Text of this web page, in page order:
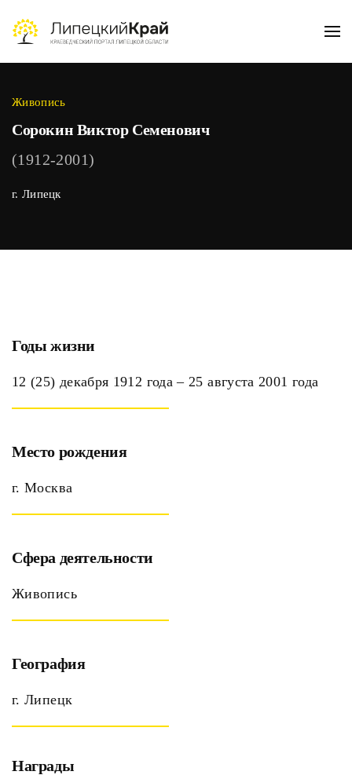
Skip to main content
Живопись
Сорокин Виктор Семенович
(1912-2001)
г. Липецк
Годы жизни
12 (25) декабря 1912 года ‒ 25 августа 2001 года
Место рождения
г. Москва
Сфера деятельности
Живопись
География
г. Липецк
Награды